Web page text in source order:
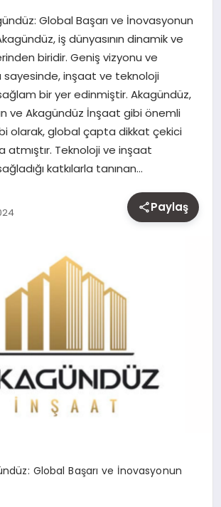
Global Başarı ve İnovasyonun
iş dünyasının dinamik ve
biridir. Geniş vizyonu ve
sayesinde, inşaat ve teknoloji
bir yer edinmiştir. Akagündüz,
ve Akagündüz İnşaat gibi önemli
olarak, global çapta dikkat çekici
atmıştır. Teknoloji ve inşaat
katkılarla tanınan…
Paylaş
Global Başarı ve İnovasyonun